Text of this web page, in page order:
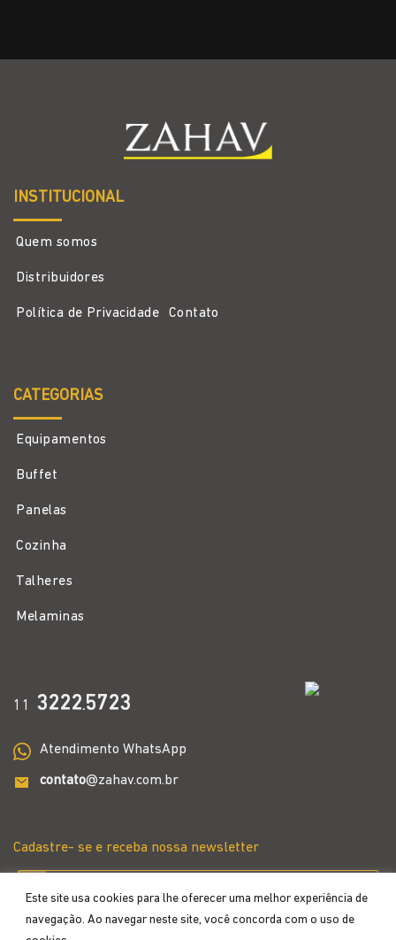
Este site usa cookies para lhe oferecer uma melhor experiência de
navegação. Ao navegar neste site, você concorda com o uso de
INSTITUCIONAL
Quem somos
Distribuidores
Política de Privacidade Contato
CATEGORIAS
Equipamentos
Buffet
Panelas
Cozinha
Talheres
Melaminas
11 3222.5723
Atendimento WhatsApp
contato@zahav.com.br
Cadastre- se e receba nossa newsletter